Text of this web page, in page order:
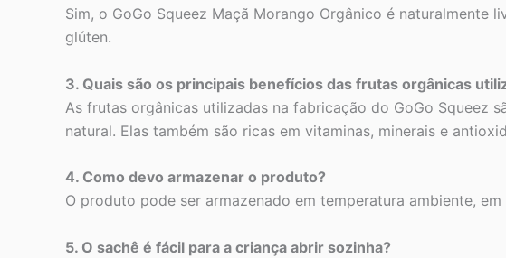
Sim, o GoGo Squeez Maçã Morango Orgânico é naturalmente
glúten.
3. Quais são os principais benefícios das frutas orgânicas
As frutas orgânicas utilizadas na fabricação do GoGo Squeez
natural. Elas também são ricas em vitaminas, minerais e
4. Como devo armazenar o produto?
O produto pode ser armazenado em temperatura ambiente,
5. O sachê é fácil para a criança abrir sozinha?